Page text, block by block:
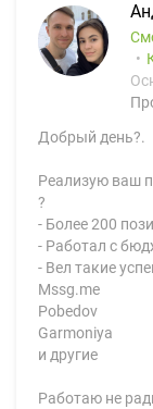
Добрый день?.
Реализую ваш
?
- Более 200
- Работал с
- Вел такие
Mssg.me
Pobedov
Garmoniya
и другие
Работаю не